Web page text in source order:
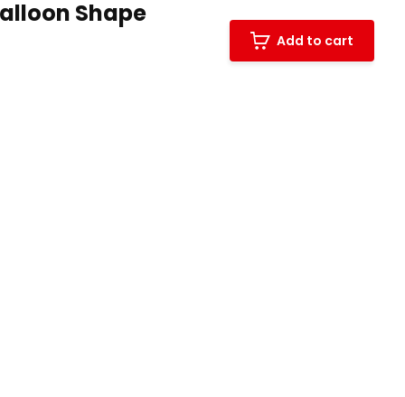
Shape
Add to cart